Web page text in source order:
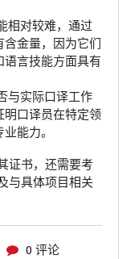
相对较难，通过
金量，因为它们
语言技能方面具有
与实际口译工作
明口译员在特定领
能力。
证书，还需要考
与具体项目相关
0 评论